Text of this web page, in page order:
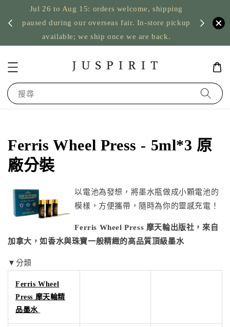
Jul 26 to Aug 15: orders welcome, shipping
paused during our overseas fair. In-store pickup
available; we ship once we are back.
US
搜尋
Ferris Wheel Press - 5ml*3 原
廠分裝
以電池為發想，將墨水瓶做成小顆電池的
模樣，方便攜帶，隨時為你的靈感充電！
Ferris Wheel Press 摩天輪出版社 ，來自
加拿大，如香水與珠寶一般精緻的高品質頂級墨水
Ferris Wheel
Press 摩天輪精
品墨水
▼分類